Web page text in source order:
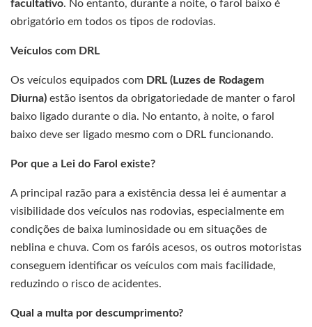
facultativo. No entanto, durante a noite, o farol baixo é
obrigatório em todos os tipos de rodovias.
Veículos com DRL
Os veículos equipados com DRL (Luzes de Rodagem
Diurna) estão isentos da obrigatoriedade de manter o farol
baixo ligado durante o dia. No entanto, à noite, o farol
baixo deve ser ligado mesmo com o DRL funcionando.
Por que a Lei do Farol existe?
A principal razão para a existência dessa lei é aumentar a
visibilidade dos veículos nas rodovias, especialmente em
condições de baixa luminosidade ou em situações de
neblina e chuva. Com os faróis acesos, os outros motoristas
conseguem identificar os veículos com mais facilidade,
reduzindo o risco de acidentes.
Qual a multa por descumprimento?